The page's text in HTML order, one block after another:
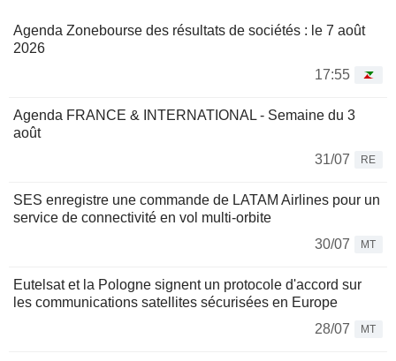
Agenda Zonebourse des résultats de sociétés : le 7 août
2026
17:55
Agenda FRANCE & INTERNATIONAL - Semaine du 3
août
31/07
RE
SES enregistre une commande de LATAM Airlines pour un
service de connectivité en vol multi-orbite
30/07
MT
Eutelsat et la Pologne signent un protocole d'accord sur
les communications satellites sécurisées en Europe
28/07
MT